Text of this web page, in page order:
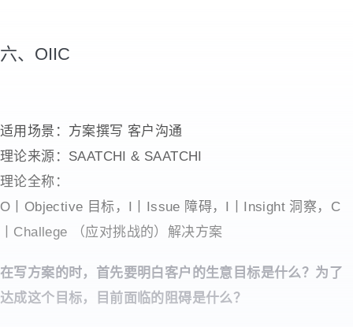
六、OIIC
适用场景：方案撰写 客户沟通
理论来源：SAATCHI & SAATCHI
理论全称：
O丨Objective 目标，I丨Issue 障碍，I丨Insight 洞察，C
丨Challege （应对挑战的）解决方案
在写方案的时，首先要明白客户的生意目标是什么？为了
达成这个目标，目前面临的阻碍是什么？